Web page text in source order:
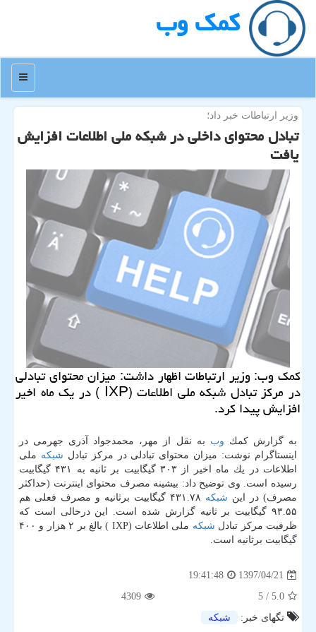
كمك وب
منو
وزیر ارتباطات خبر داد؛
تبادل محتوای داخلی در شبكه ملی اطلاعات افزایش
یافت
كمك وب: وزیر ارتباطات اظهار داشت: میزان محتوای تبادلی
در مركز تبادل شبكه ملی اطلاعات (IXP ) در یك ماه اخیر
افزایش پیدا كرد.
به گزارش كمك وب به نقل از مهر، محمدجواد آذری جهرمی در
اینستاگرام نوشت: میزان محتوای تبادلی در مركز تبادل شبكه ملی
اطلاعات در یك ماه اخیر از ۳۰۳ گیگابیت بر ثانیه به ۴۳۱ گیگابیت
رسیده است. وی توضیح داد: بیشینه مصرف محتوای اینترنت (حداكثر
مصرف) در این شبكه
۴۳۱.۷۸ گیگابیت برثانیه و مصرف فعلی هم
۹۳.۵۵ گیگابیت بر ثانیه گزارش شده است. این درحالی است كه
ظرفیت مركز تبادل شبكه
ملی اطلاعات (IXP ) بالغ بر ۲ هزار و ۴۰۰
گیگابیت برثانیه است.
1397/04/21
19:41:48
5.0
/ 5
4309
تگهای خبر:
شبكه